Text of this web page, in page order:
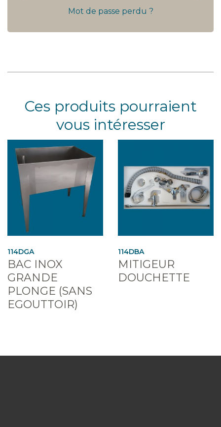
Mot de passe perdu ?
Ces produits pourraient
vous intéresser
114DGA
BAC INOX
GRANDE
PLONGE (SANS
EGOUTTOIR)
114DBA
MITIGEUR
DOUCHETTE